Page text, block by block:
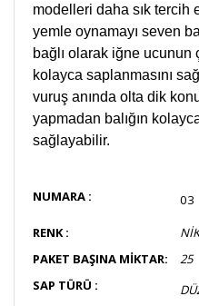
modelleri daha sık tercih
yemle oynamayı seven
bağlı olarak iğne
kolayca saplanmasını
vuruş anında olta dik
yapmadan balığın
sağlayabilir.
NUMARA :
03
RENK :
PAKET BAŞINA MİKTAR:
25
SAP TÜRÜ :